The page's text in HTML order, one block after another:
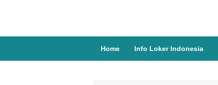
Home Info Loker Indonesia